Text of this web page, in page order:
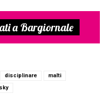
a Bargiornale
disciplinare
malti